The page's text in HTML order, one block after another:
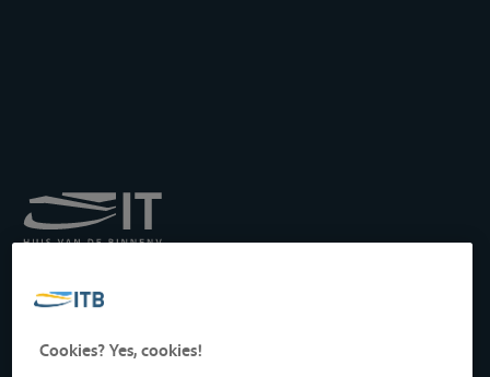
Transport by Inland
Drukpersstraat 19
1000 Brussels, Belgium
Cookies? Yes, cookies!